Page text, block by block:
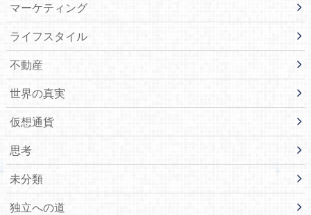
マーケティング
ライフスタイル
不動産
世界の真実
仮想通貨
思考
未分類
独立への道